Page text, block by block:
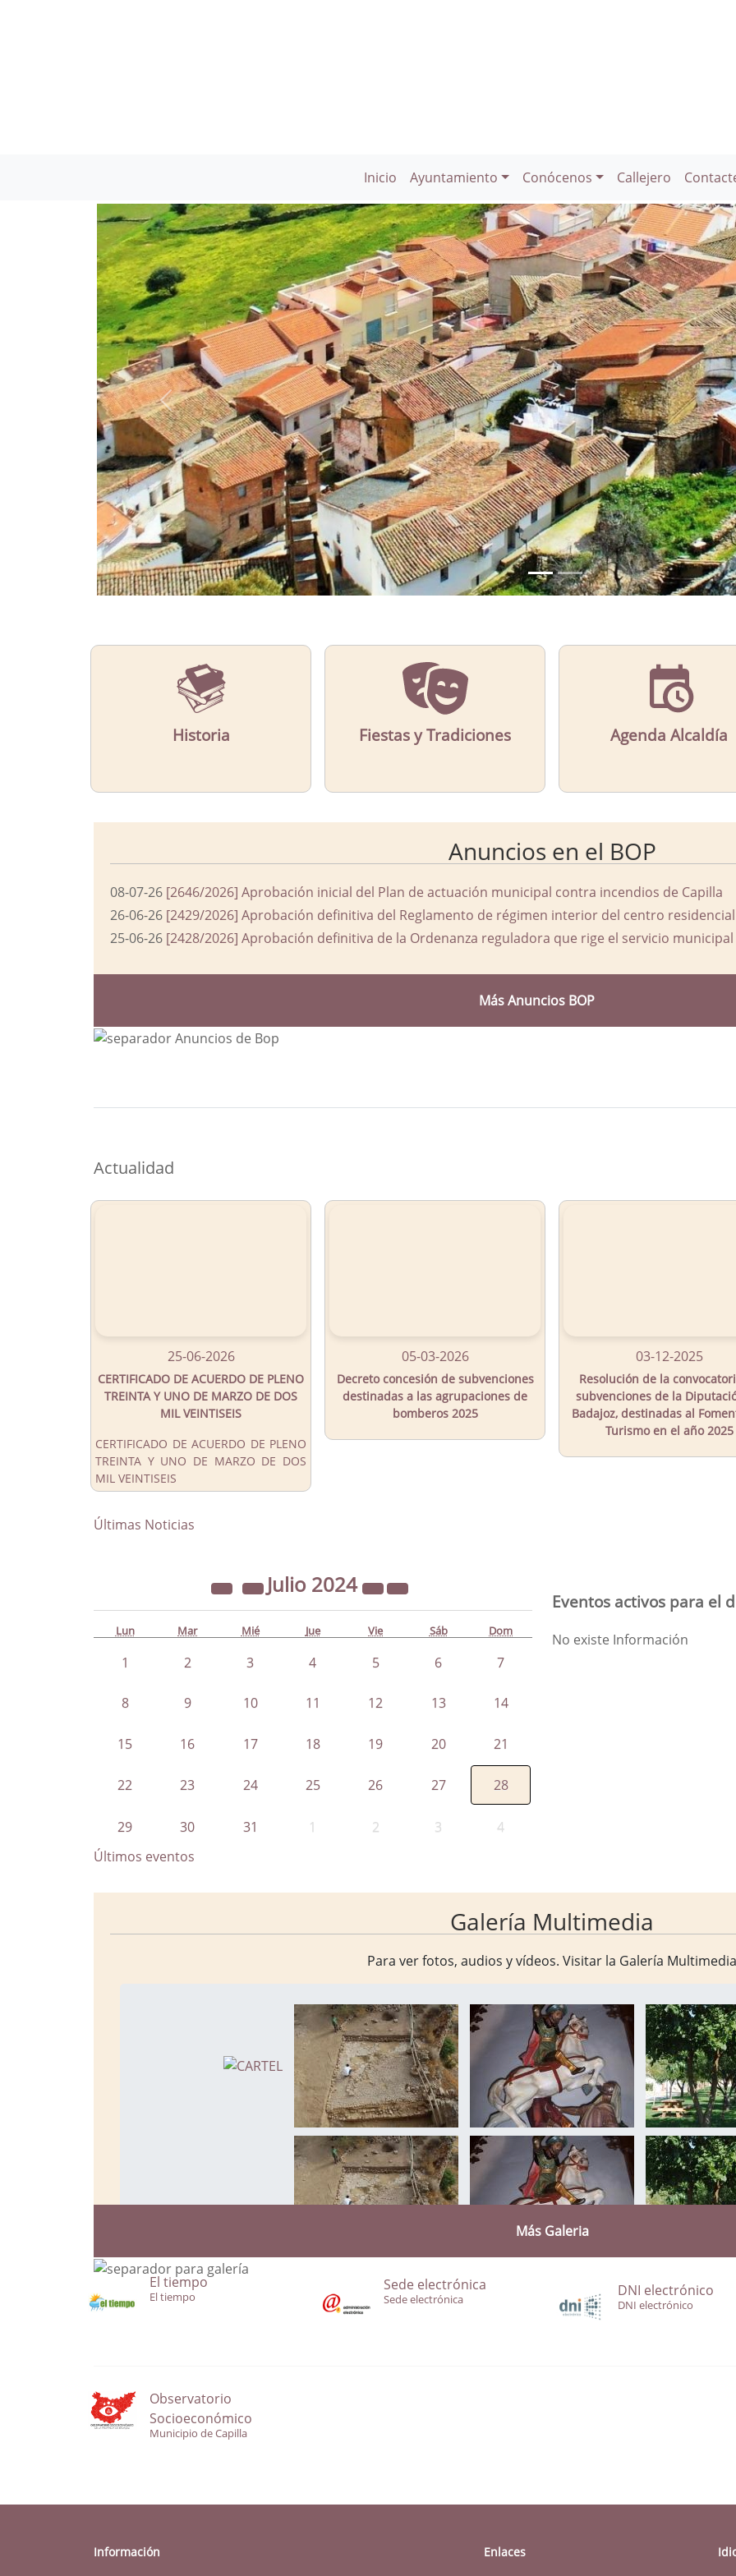
Inicio Ayuntamiento Conócenos Callejero
CONOCE
El municipio de Capilla
Más Información
Historia Fiestas y Tradiciones Agenda Alcaldía
Anuncios en el BOP
08-07-26 [2646/2026] Aprobación inicial del Plan de actuación municipal contra incendios de Capilla
26-06-26 [2429/2026] Aprobación definitiva del Reglamento de régimen interior del centro
25-06-26 [2428/2026] Aprobación definitiva de la Ordenanza reguladora que rige el servicio
Más Anuncios BOP
Actualidad
25-06-2026
CERTIFICADO DE ACUERDO DE PLENO
TREINTA Y UNO DE MARZO DE DOS
MIL VEINTISEIS
CERTIFICADO DE ACUERDO DE PLENO
TREINTA Y UNO DE MARZO DE DOS
MIL VEINTISEIS
05-03-2026
Decreto concesión de subvenciones
destinadas a las agrupaciones de
bomberos 2025
03-12-2025
Resolución de la
subvenciones de la
Badajoz, destinadas al
Turismo en el año 2025
Últimas Noticias
Julio 2024
Lun Mar Mié Jue Vie Sáb Dom
1 2 3 4 5 6 7
8 9 10 11 12 13 14
15 16 17 18 19 20 21
22 23 24 25 26 27 28
29 30 31 1 2 3 4
Eventos activos para el
No existe Información
Últimos eventos
Galería Multimedia
Para ver fotos, audios y vídeos. Visitar la Galería Multimedia
Más Galeria
El tiempo
El tiempo
Sede electrónica
Sede electrónica DNI electrónico
DNI electrónico
Observatorio
Socioeconómico
Municipio de Capilla
Información Enlaces